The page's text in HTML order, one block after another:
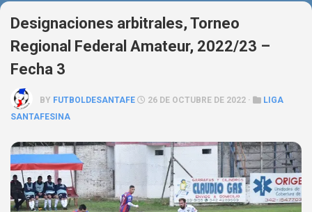
Designaciones arbitrales, Torneo
Regional Federal Amateur, 2022/23 –
Fecha 3
BY FUTBOLDESANTAFE 26 DE OCTUBRE DE 2022 ·
LIGA
SANTAFESINA